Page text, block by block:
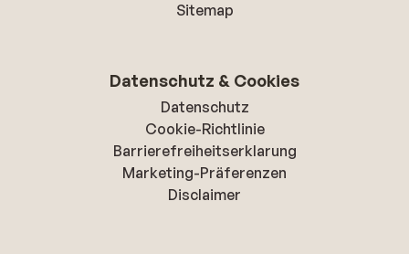
Sitemap
Datenschutz & Cookies
Datenschutz
Cookie-Richtlinie
Barrierefreiheitserklarung
Marketing-Präferenzen
Disclaimer